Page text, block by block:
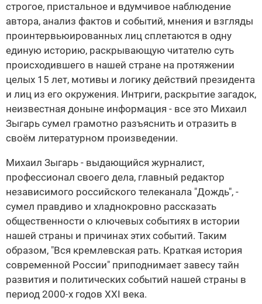
строгое, пристальное и вдумчивое наблюдение
автора, анализ фактов и событий, мнения и взгляды
проинтервьюированных лиц сплетаются в одну
единую историю, раскрывающую читателю суть
происходившего в нашей стране на протяжении
целых 15 лет, мотивы и логику действий президента
и лиц из его окружения. Интриги, раскрытие загадок,
неизвестная доныне информация - все это Михаил
Зыгарь сумел грамотно разъяснить и отразить в
своём литературном произведении.
Михаил Зыгарь - выдающийся журналист,
профессионал своего дела, главный редактор
независимого российского телеканала "Дождь", -
сумел правдиво и хладнокровно рассказать
общественности о ключевых событиях в истории
нашей страны и причинах этих событий. Таким
образом, "Вся кремлевская рать. Краткая история
современной России" приподнимает завесу тайн
развития и политических событий нашей страны в
период 2000-х годов XXI века.